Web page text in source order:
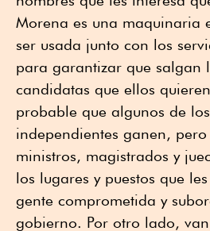
Morena es una maquinaria
ser usada junto con los
para garantizar que salgan
candidatas que ellos
probable que algunos de
independientes ganen,
ministros, magistrados y
los lugares y puestos que
gente comprometida y
gobierno. Por otro lado,